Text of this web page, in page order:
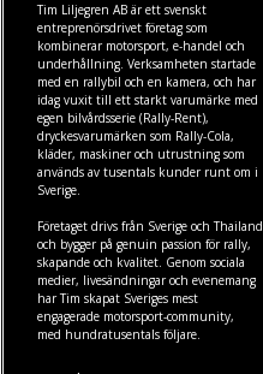
Tim Liljegren AB är ett svenskt
entreprenörsdrivet företag som
kombinerar motorsport, e-handel och
underhållning. Verksamheten startade
med en rallybil och en kamera, och har
idag vuxit till ett starkt varumärke med
egen bilvårdsserie (Rally-Rent),
dryckesvarumärken som Rally-Cola,
kläder, maskineroch utrustning som
används av tusentals kunder runt om i
Sverige.
Företaget drivs från Sverige och Thailand
och bygger på genuin passion för rally,
skapande och kvalitet. Genom sociala
medier, livesändningar och evenemang
har Tim skapat Sveriges mest
engagerade motorsport-community,
med hundratusentals följare.